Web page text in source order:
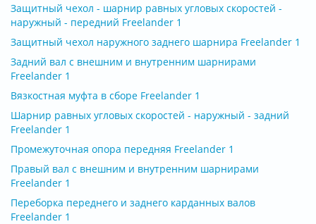
Защитный чехол - шарнир равных угловых скоростей -
наружный - передний Freelander 1
Защитный чехол наружного заднего шарнира Freelander 1
Задний вал с внешним и внутренним шарнирами
Freelander 1
Вязкостная муфта в сборе Freelander 1
Шарнир равных угловых скоростей - наружный - задний
Freelander 1
Промежуточная опора передняя Freelander 1
Правый вал с внешним и внутренним шарнирами
Freelander 1
Переборка переднего и заднего карданных валов
Freelander 1